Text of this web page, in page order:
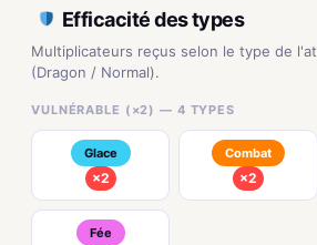
Efficacité des types
Multiplicateurs reçus selon le type de
(Dragon / Normal).
VULNÉRABLE (×2) — 4 TYPES
Glace
×2
Combat
×2
Fée